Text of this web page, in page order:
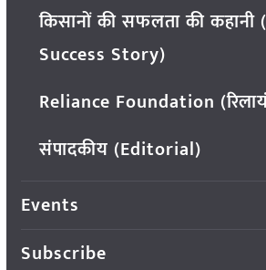
किसानों की सफलता की कहानी
Success Story)
Reliance Foundation
संपादकीय (Editorial)
Events
Subscribe